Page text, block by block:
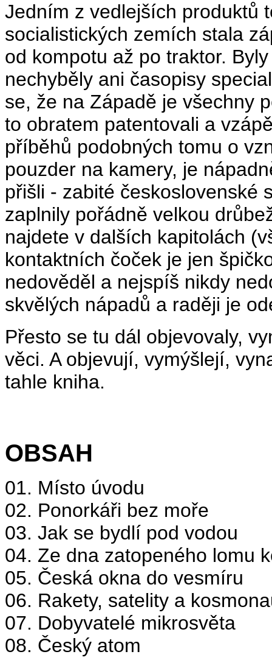
Jedním z vedlejších produktů
socialistických zemích stala
od kompotu až po traktor.
nechyběly ani časopisy
se, že na Západě je všechny
to obratem patentovali a
příběhů podobných tomu o
pouzder na kamery, je
přišli - zabité československé
zaplnily pořádně velkou
najdete v dalších kapitolách
kontaktních čoček je jen
nedověděl a nejspíš nikdy
skvělých nápadů a raději je
Přesto se tu dál objevovaly,
věci. A objevují, vymýšlejí,
tahle kniha.
OBSAH
01. Místo úvodu
02. Ponorkáři bez moře
03. Jak se bydlí pod vodou
04. Ze dna zatopeného lomu
05. Česká okna do vesmíru
06. Rakety, satelity a
07. Dobyvatelé mikrosvěta
08. Český atom